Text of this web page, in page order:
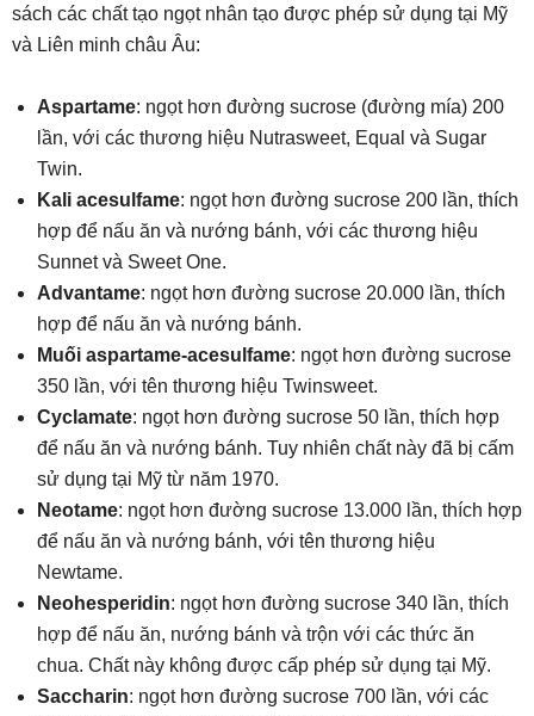
sách các chất tạo ngọt nhân tạo được phép sử dụng tại Mỹ
và Liên minh châu Âu:
Aspartame: ngọt hơn đường sucrose (đường mía) 200
lần, với các thương hiệu Nutrasweet, Equal và Sugar
Twin.
Kali acesulfame: ngọt hơn đường sucrose 200 lần, thích
hợp để nấu ăn và nướng bánh, với các thương hiệu
Sunnet và Sweet One.
Advantame: ngọt hơn đường sucrose 20.000 lần, thích
hợp để nấu ăn và nướng bánh.
Muối aspartame-acesulfame: ngọt hơn đường sucrose
350 lần, với tên thương hiệu Twinsweet.
Cyclamate: ngọt hơn đường sucrose 50 lần, thích hợp
để nấu ăn và nướng bánh. Tuy nhiên chất này đã bị cấm
sử dụng tại Mỹ từ năm 1970.
Neotame: ngọt hơn đường sucrose 13.000 lần, thích hợp
để nấu ăn và nướng bánh, với tên thương hiệu
Newtame.
Neohesperidin: ngọt hơn đường sucrose 340 lần, thích
hợp để nấu ăn, nướng bánh và trộn với các thức ăn
chua. Chất này không được cấp phép sử dụng tại Mỹ.
Saccharin: ngọt hơn đường sucrose 700 lần, với các